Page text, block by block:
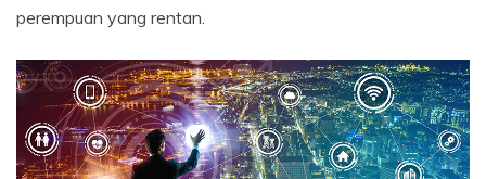
perempuan yang rentan.